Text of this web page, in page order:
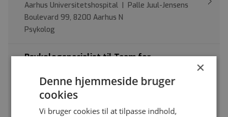
Aarhus Universitetshospital | Palle Juul-Jensens
Boulevard 99, 8200 Aarhus N
Psykolog
Psykologspecialist til Team for
Ungdomspsykiatrisk Afdeling, Aarhus
Universitetshospital
Aarhus Universitetshospital | Palle Juul-Jensens
Boulevard 99, 8200 Aarhus N
×
Denne hjemmeside bruger
cookies
Vi bruger cookies til at tilpasse indhold,